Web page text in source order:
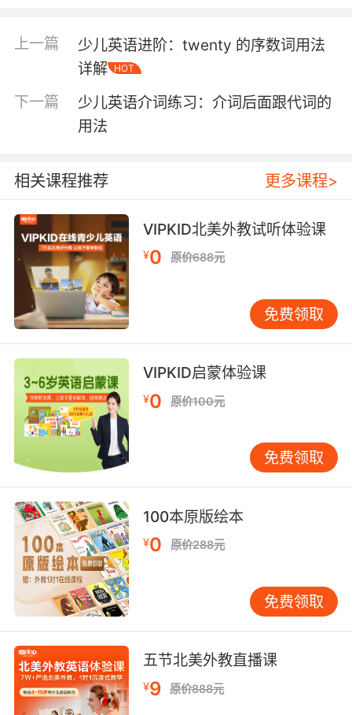
the project”可以翻译为“有足够的时间来完成这
个项目”。 several “several”表示“几个”或“若
干”，数量上比“many”少，但比“a few”多。它通
常用于表示一个不确定但不算太少的数量。例
如，“I have several friends who live in New
York”可以翻译为“我有几个朋友住在纽约”。 a
为正式的表达方式，强调数量上的庞大。例如，
“A large number of students attended the
lecture”可以翻译为“大量学生参加了讲座”。 三、
翻译对比与运用技巧 在翻译过程中，选择合适的
词汇来表达“多”的概念至关重要。以下是一些实
用的技巧： 根据语境选择词汇 不同的语境需要使
用不同的词汇来表达“多”。例如，在正式场合或
书面语中，使用“numerous”或“a large number
“lots of”则更为自然。 注意名词的可数性 “many”
只能修饰可数名词的复数形式，而“a lot of”和
“lots of”则可以修饰可数名词和不可数名词。因
此，在选择词汇时，需要注意名词的可数性。 考
虑情感色彩 有些词汇带有特定的情感色彩。例
如，“plenty of”通常带有积极的含义，表示有足
感色彩。在选择词汇时，需要考虑语境中的情感
表达。 避免重复使用 在写作或对话中，避免重复
使用同一个词汇来表达“多”的概念。可以灵活运
用不同的同义词，使表达更加丰富和多样化。
四、实际应用中的注意事项 在实际应用中，除了
选择合适的词汇外，还需要注意以下几点： 语法
保语法结构的正确性。例如，“many”后面必须接
可数名词的复数形式，而“a lot of”和“lots of”则可
以接可数名词和不可数名词。 避免过度使用 虽然
“many”及其同义词可以帮助表达“多”的概念，但
上一篇
少儿英语进阶：twenty 的序数词用法
详解
HOT
下一篇
少儿英语介词练习：介词后面跟代词的
用法
相关课程推荐 更多课程>
VIPKID北美外教试听体验课
¥0 原价688元
免费领取
VIPKID启蒙体验课
¥0 原价100元
免费领取
100本原版绘本
¥0 原价288元
免费领取
五节北美外教直播课
¥9 原价888元